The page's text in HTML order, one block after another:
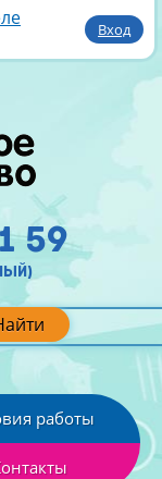
Вход
59
работы